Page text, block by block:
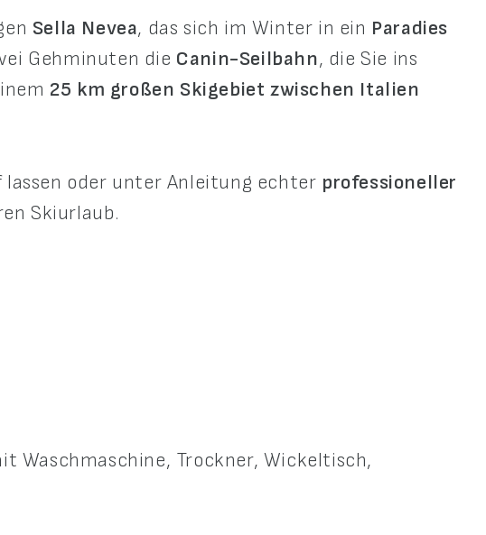
Sella Nevea, das sich im Winter in ein Paradies
Gehminuten die Canin-Seilbahn, die Sie ins
25 km großen Skigebiet zwischen Italien
lassen oder unter Anleitung echter professioneller
Skiurlaub.
Waschmaschine, Trockner, Wickeltisch,